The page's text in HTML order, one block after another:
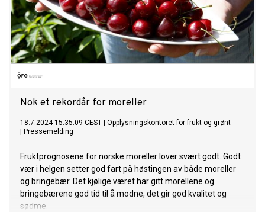
Nok et rekordår for moreller
18.7.2024 15:35:09 CEST
Opplysningskontoret for frukt og grønt
Pressemelding
Fruktprognosene for norske moreller lover svært godt. Godt
vær i helgen setter god fart på høstingen av både moreller
og bringebær. Det kjølige været har gitt morellene og
bringebærene god tid til å modne, det gir god kvalitet og
sødme.